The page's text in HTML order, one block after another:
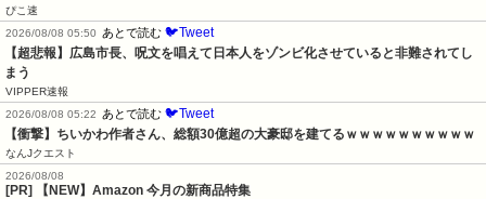
ぴこ速
2026/08/08 05:50
あとで読む 🐦Tweet
【超悲報】広島市長、呪文を唱えて日本人をゾンビ化させていると非難されてし
まう
VIPPER速報
2026/08/08 05:22
あとで読む 🐦Tweet
【衝撃】ちいかわ作者さん、総額30億超の大豪邸を建てるｗｗｗｗｗｗｗｗｗｗ
なんJクエスト
2026/08/08
[PR] 【NEW】Amazon 今月の新商品特集